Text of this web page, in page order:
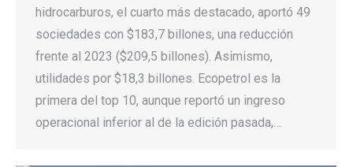
hidrocarburos, el cuarto más destacado, aportó 49
sociedades con $183,7 billones, una reducción
frente al 2023 ($209,5 billones). Asimismo,
utilidades por $18,3 billones. Ecopetrol es la
primera del top 10, aunque reportó un ingreso
operacional inferior al de la edición pasada,…